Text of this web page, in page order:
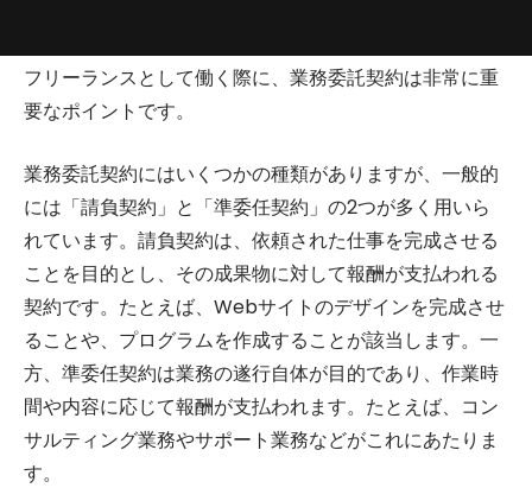
フリーランスとして働く際に、業務委託契約は非常に重
要なポイントです。
業務委託契約にはいくつかの種類がありますが、一般的
には「請負契約」と「準委任契約」の2つが多く用いら
れています。請負契約は、依頼された仕事を完成させる
ことを目的とし、その成果物に対して報酬が支払われる
契約です。たとえば、Webサイトのデザインを完成させ
ることや、プログラムを作成することが該当します。一
方、準委任契約は業務の遂行自体が目的であり、作業時
間や内容に応じて報酬が支払われます。たとえば、コン
サルティング業務やサポート業務などがこれにあたりま
す。